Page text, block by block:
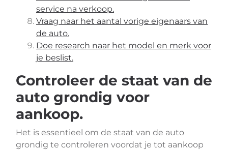
service na verkoop.
Vraag naar het aantal vorige eigenaars van
de auto.
Doe research naar het model en merk voor
je beslist.
Controleer de staat van de
auto grondig voor
aankoop.
Het is essentieel om de staat van de auto
grondig te controleren voordat je tot aankoop